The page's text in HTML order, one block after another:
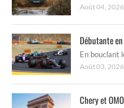
Août 04, 2026
Débutante
En bouclant
Août 03, 2026
Chery et